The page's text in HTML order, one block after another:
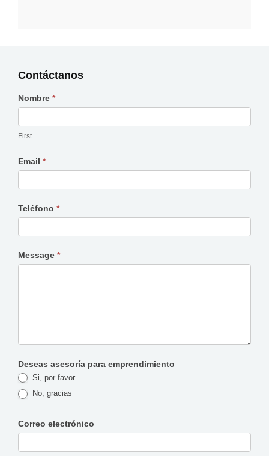
Contáctanos
Contáctanos
Nombre *
First
Email *
Teléfono *
Message *
Deseas asesoría para emprendimiento
Si, por favor
No, gracias
Correo electrónico